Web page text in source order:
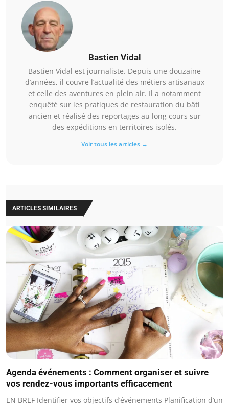
Bastien Vidal
Bastien Vidal est journaliste. Depuis une douzaine
d’années, il couvre l’actualité des métiers artisanaux
et celle des aventures en plein air. Il a notamment
enquêté sur les pratiques de restauration du bâti
ancien et réalisé des reportages au long cours sur
des expéditions en territoires isolés.
Voir tous les articles →
ARTICLES SIMILAIRES
Agenda événements : Comment organiser et suivre
vos rendez-vous importants efficacement
EN BREF Identifier vos objectifs d’événements Planification d’un